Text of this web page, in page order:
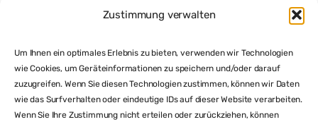
Zustimmung verwalten
Um Ihnen ein optimales Erlebnis zu bieten, verwenden wir Technologien
wie Cookies, um Geräteinformationen zu speichern und/oder darauf
zuzugreifen. Wenn Sie diesen Technologien zustimmen, können wir Daten
wie das Surfverhalten oder eindeutige IDs auf dieser Website verarbeiten.
Wenn Sie Ihre Zustimmung nicht erteilen oder zurückziehen, können